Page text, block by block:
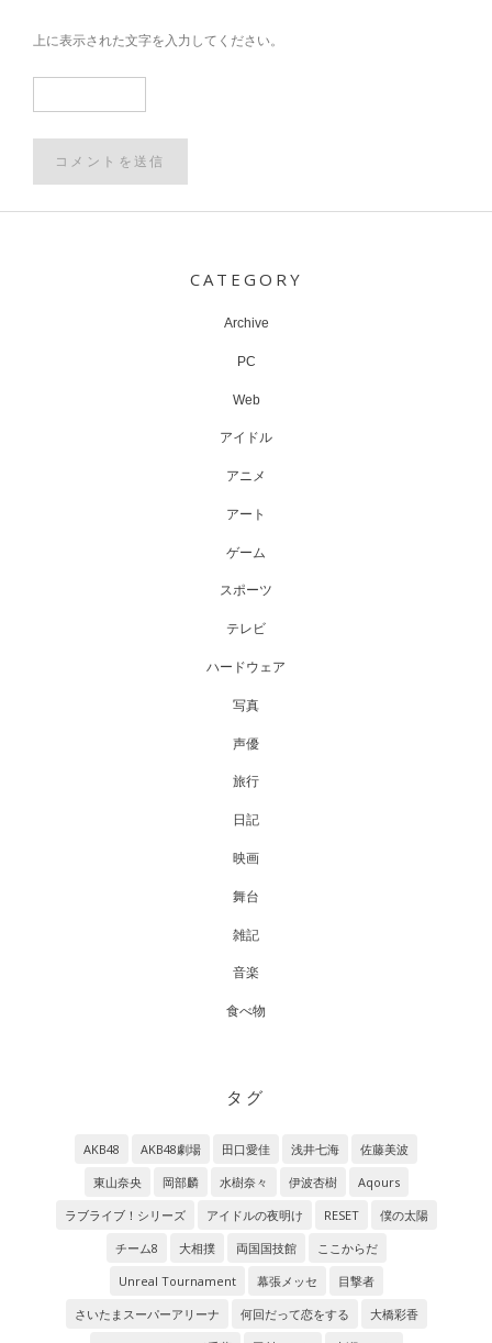
上に表示された文字を入力してください。
CATEGORY
Archive
PC
Web
アイドル
アニメ
アート
ゲーム
スポーツ
テレビ
ハードウェア
写真
声優
旅行
日記
映画
舞台
雑記
音楽
食べ物
タグ
AKB48 AKB48劇場 田口愛佳 浅井七海
佐藤美波
東山奈央
岡部麟 水樹奈々 伊波杏樹
Aqours
ラブライブ！シリーズ
アイドルの夜明け RESET
僕の太陽
チーム8
大相撲 両国国技館
ここからだ
Unreal Tournament
幕張メッセ
目撃者
さいたまスーパーアリーナ
何回だって恋をする
大橋彩香